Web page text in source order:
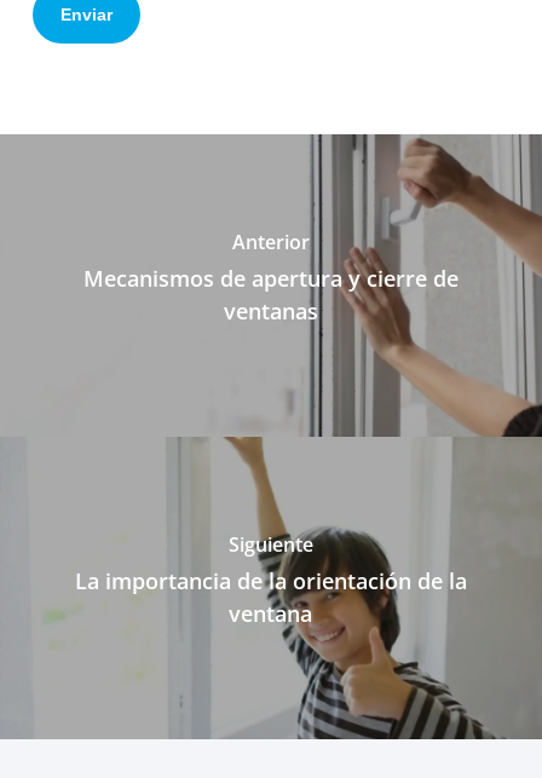
Anterior
Mecanismos de apertura y cierre de
ventanas
Siguiente
La importancia de la orientación de la
ventana